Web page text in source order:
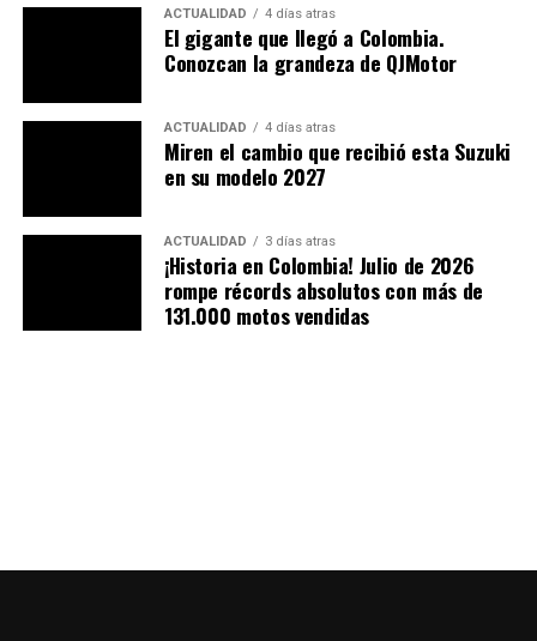
Las opciones confirmadas incluyen:
Metallic Sonoma Red(nuevo color agregado,
reemplazando la antigua tonalidad naranja).
decoración revisada en los costados del tanque y la
ACTUALIDAD 4 días atras
El gigante que llegó a Colombia.
Conozcan la grandeza de QJMotor
ACTUALIDAD 4 días atras
Miren el cambio que recibió esta Suzuki
en su modelo 2027
ACTUALIDAD 3 días atras
¡Historia en Colombia! Julio de 2026
rompe récords absolutos con más de
131.000 motos vendidas